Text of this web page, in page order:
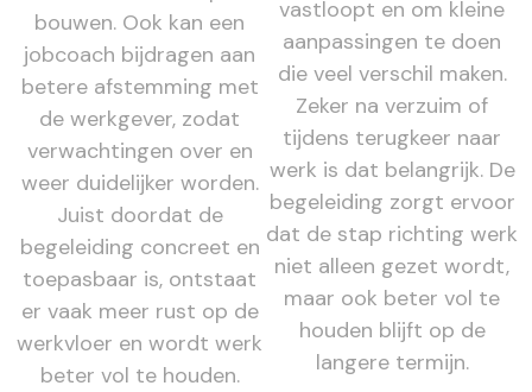
bouwen. Ook kan een
jobcoach bijdragen aan
betere afstemming met
de werkgever, zodat
verwachtingen over en
weer duidelijker worden.
Juist doordat de
begeleiding concreet en
toepasbaar is, ontstaat
er vaak meer rust op de
werkvloer en wordt werk
beter vol te houden.
vastloopt en om kleine
aanpassingen te doen
die veel verschil maken.
Zeker na verzuim of
tijdens terugkeer naar
werk is dat belangrijk. De
begeleiding zorgt ervoor
dat de stap richting werk
niet alleen gezet wordt,
maar ook beter vol te
houden blijft op de
langere termijn.